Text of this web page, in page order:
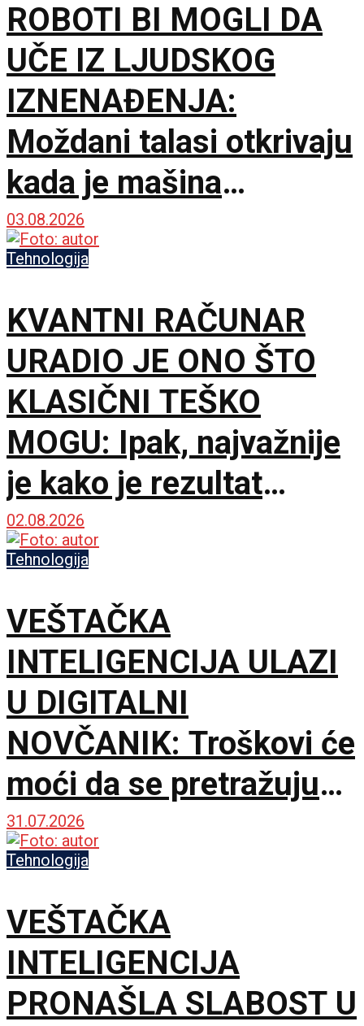
ROBOTI BI MOGLI DA
UČE IZ LJUDSKOG
IZNENAĐENJA:
Moždani talasi otkrivaju
kada je mašina
pogrešila
03.08.2026
Tehnologija
KVANTNI RAČUNAR
URADIO JE ONO ŠTO
KLASIČNI TEŠKO
MOGU: Ipak, najvažnije
je kako je rezultat
proveren
02.08.2026
Tehnologija
VEŠTAČKA
INTELIGENCIJA ULAZI
U DIGITALNI
NOVČANIK: Troškovi će
moći da se pretražuju
običnim pitanjem
31.07.2026
Tehnologija
VEŠTAČKA
INTELIGENCIJA
PRONAŠLA SLABOST U